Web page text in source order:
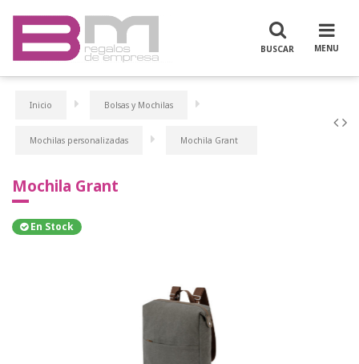
Inicio Bolsas y Mochilas
Mochilas personalizadas Mochila Grant
Mochila Grant
En Stock